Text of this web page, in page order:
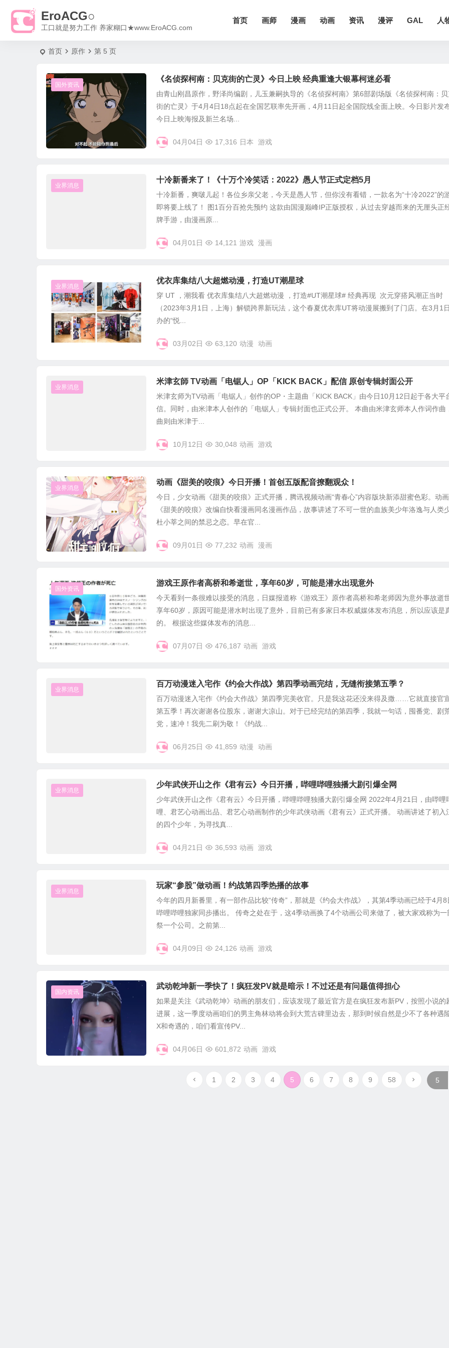
EroACG○
工口就是努力工作 养家糊口★www.EroACG.com
首页 画师 漫画 动画 资讯 漫评 GAL 人
首页 原作 第 5 页
国外资讯
《名侦探柯南：贝克街的亡灵》今日上映 经典重逢大银幕柯迷必看
由青山刚昌原作，野泽尚编剧，儿玉兼嗣执导的《名侦探柯南》第6部剧场版《名侦探柯南：
街的亡灵》于4月4日18点起在全国艺联率先开画，4月11日起全国院线全面上映。今日影片发
今日上映海报及新兰名场...
04月04日 17,316 日本 游戏
业界消息
十冷新番来了！《十万个冷笑话：2022》愚人节正式定档5月
十冷新番，爽啵儿起！各位乡亲父老，今天是愚人节，但你没有看错，一款名为“十冷2022”的
即将要上线了！ 图1百分百抢先预约 这款由国漫巅峰IP正版授权，从过去穿越而来的无厘头正
牌手游，由漫画原...
04月01日 14,121 游戏 漫画
业界消息
优衣库集结八大超燃动漫，打造UT潮星球
穿 UT ，潮我看 优衣库集结八大超燃动漫 ，打造#UT潮星球# 经典再现 次元穿搭风潮正当时
（2023年3月1日，上海）解锁跨界新玩法，这个春夏优衣库UT将动漫展搬到了门店。在3月1
办的“悦...
03月02日 63,120 动漫 动画
业界消息
米津玄師 TV动画「电锯人」OP「KICK BACK」配信 原创专辑封面公开
米津玄师为TV动画「电锯人」创作的OP・主题曲「KICK BACK」由今日10月12日起于各大平
信。同时，由米津本人创作的「电锯人」专辑封面也正式公开。 本曲由米津玄师本人作词作曲
曲则由米津于...
10月12日 30,048 动画 游戏
业界消息
动画《甜美的咬痕》今日开播！首创五版配音撩翻观众！
今日，少女动画《甜美的咬痕》正式开播，腾讯视频动画“青春心”内容版块新添甜蜜色彩。动画
《甜美的咬痕》改编自快看漫画同名漫画作品，故事讲述了不可一世的血族美少年洛逸与人类
杜小莘之间的禁忌之恋。早在官...
09月01日 77,232 动画 漫画
国外资讯
游戏王原作者高桥和希逝世，享年60岁，可能是潜水出现意外
今天看到一条很难以接受的消息，日媒报道称《游戏王》原作者高桥和希老师因为意外事故逝
享年60岁，原因可能是潜水时出现了意外，目前已有多家日本权威媒体发布消息，所以应该是
的。 根据这些媒体发布的消息...
07月07日 476,187 动画 游戏
业界消息
百万动漫迷入宅作《约会大作战》第四季动画完结，无缝衔接第五季？
百万动漫迷入宅作《约会大作战》第四季完美收官。只是我这花还没来得及撒……它就直接官
第五季！再次谢谢各位股东，谢谢大凉山。对于已经完结的第四季，我就一句话，囤番党、剧
党，速冲！我先二刷为敬！《约战...
06月25日 41,859 动漫 动画
业界消息
少年武侠开山之作《君有云》今日开播，哔哩哔哩独播大剧引爆全网
少年武侠开山之作《君有云》今日开播，哔哩哔哩独播大剧引爆全网 2022年4月21日，由哔哩
哩、君艺心动画出品、君艺心动画制作的少年武侠动画《君有云》正式开播。 动画讲述了初入
的四个少年，为寻找真...
04月21日 36,593 动画 游戏
业界消息
玩家“参股”做动画！约战第四季热播的故事
今年的四月新番里，有一部作品比较“传奇”，那就是《约会大作战》，其第4季动画已经于4月8
哔哩哔哩独家同步播出。 传奇之处在于，这4季动画换了4个动画公司来做了，被大家戏称为一
祭一个公司。之前第...
04月09日 24,126 动画 游戏
国内资讯
武动乾坤新一季快了！疯狂发PV就是暗示！不过还是有问题值得担心
如果是关注《武动乾坤》动画的朋友们，应该发现了最近官方是在疯狂发布新PV，按照小说的
进展，这一季度动画咱们的男主角林动将会到大荒古碑里边去，那到时候自然是少不了各种遇
X和奇遇的，咱们看宣传PV...
04月06日 601,872 动画 游戏
1 2 3 4 5 6 7 8 9 58